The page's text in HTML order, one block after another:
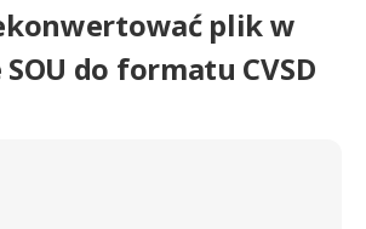
plik w
do formatu CVSD